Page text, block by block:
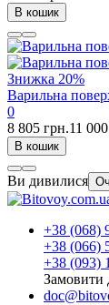
В кошик
Знижка 20%
Варильна
0
8 805 грн.11
В кошик
Ви дивилися
+38 (068)
+38 (066)
+38 (093)
Замовити